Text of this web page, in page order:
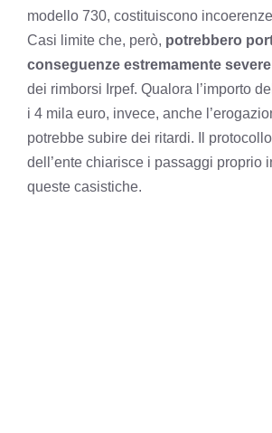
modello 730, costituiscono
Casi limite che, però, potrebbero
conseguenze estremamente severe
dei rimborsi Irpef. Qualora l’importo
i 4 mila euro, invece, anche
potrebbe subire dei ritardi. Il
dell’ente chiarisce i passaggi proprio
queste casistiche.